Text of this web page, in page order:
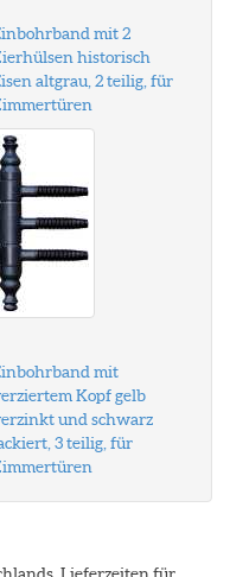
mit 2
historisch
altgrau, 2 teilig, für
mit
Kopf gelb
und schwarz
3 teilig, für